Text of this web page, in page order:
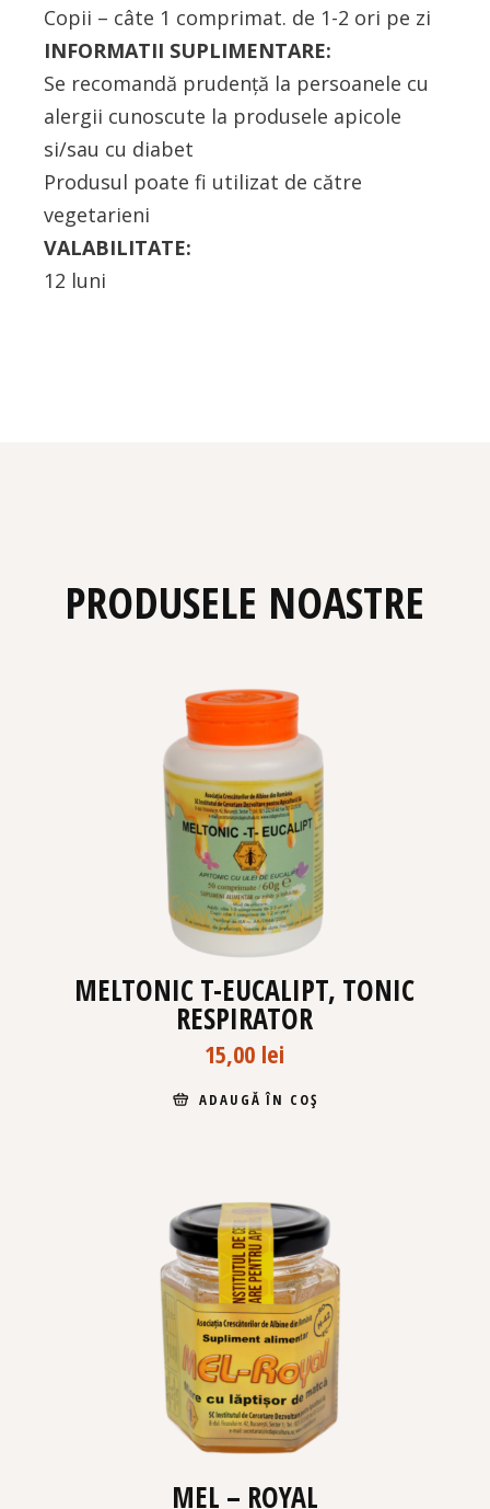
Copii – câte 1 comprimat. de 1-2 ori pe zi
INFORMATII SUPLIMENTARE:
Se recomandă prudenţă la persoanele cu
alergii cunoscute la produsele apicole
si/sau cu diabet
Produsul poate fi utilizat de către
vegetarieni
VALABILITATE:
12 luni
PRODUSELE NOASTRE
MELTONIC T-EUCALIPT, TONIC
RESPIRATOR
15,00 lei
ADAUGĂ ÎN COȘ
MEL – ROYAL